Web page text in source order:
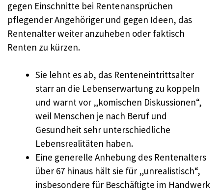
gegen Einschnitte bei Rentenansprüchen
pflegender Angehöriger und gegen Ideen, das
Rentenalter weiter anzuheben oder faktisch
Renten zu kürzen.
Sie lehnt es ab, das Renteneintrittsalter
starr an die Lebenserwartung zu koppeln
und warnt vor „komischen Diskussionen“,
weil Menschen je nach Beruf und
Gesundheit sehr unterschiedliche
Lebensrealitäten haben.
Eine generelle Anhebung des Rentenalters
über 67 hinaus hält sie für „unrealistisch“,
insbesondere für Beschäftigte im Handwerk